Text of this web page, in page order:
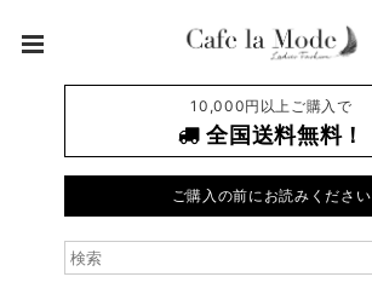
10,000円以上ご購入で
全国送料無料！
ご購入の前にお読みください